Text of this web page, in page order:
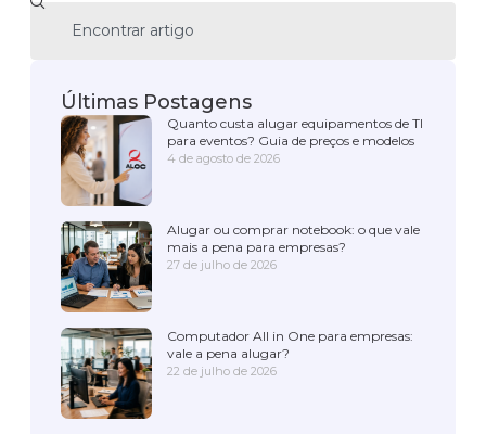
Últimas Postagens
Quanto custa alugar equipamentos de TI
para eventos? Guia de preços e modelos
4 de agosto de 2026
Alugar ou comprar notebook: o que vale
mais a pena para empresas?
27 de julho de 2026
Computador All in One para empresas:
vale a pena alugar?
22 de julho de 2026